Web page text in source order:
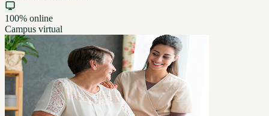
100% online
Campus virtual